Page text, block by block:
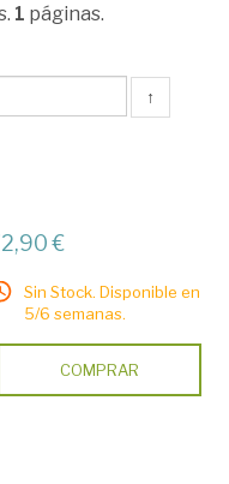
1 páginas.
↑
€
Sin Stock. Disponible en
5/6 semanas.
COMPRAR